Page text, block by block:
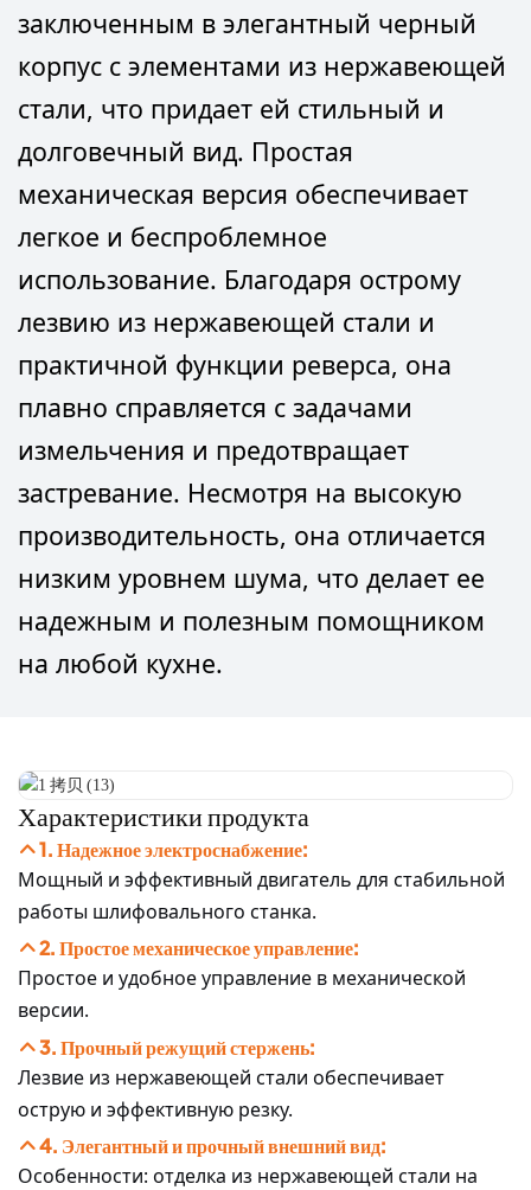
заключенным в элегантный черный
корпус с элементами из нержавеющей
стали, что придает ей стильный и
долговечный вид. Простая
механическая версия обеспечивает
легкое и беспроблемное
использование. Благодаря острому
лезвию из нержавеющей стали и
практичной функции реверса, она
плавно справляется с задачами
измельчения и предотвращает
застревание. Несмотря на высокую
производительность, она отличается
низким уровнем шума, что делает ее
надежным и полезным помощником
на любой кухне.
Характеристики продукта
1. Надежное электроснабжение:
Мощный и эффективный двигатель для стабильной
работы шлифовального станка.
2. Простое механическое управление:
Простое и удобное управление в механической
версии.
3. Прочный режущий стержень:
Лезвие из нержавеющей стали обеспечивает
острую и эффективную резку.
4. Элегантный и прочный внешний вид:
Особенности: отделка из нержавеющей стали на